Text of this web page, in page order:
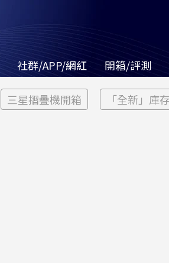
社群/APP/網紅 開箱/評測
三星摺疊機開箱 「全新」庫